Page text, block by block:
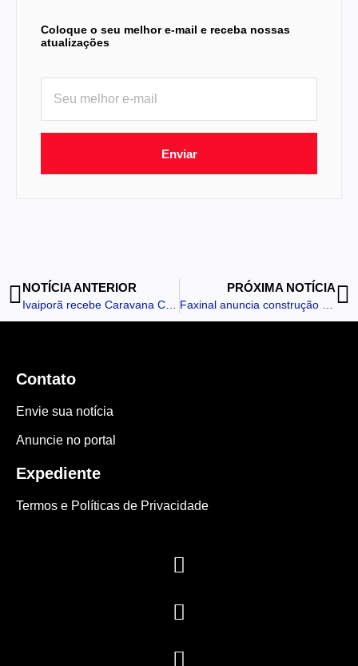
Coloque o seu melhor e-mail e receba nossas
atualizações
Enviar
NOTÍCIA ANTERIOR PRÓXIMA NOTÍCIA
Contato
Envie sua notícia
Anuncie no portal
Expediente
Termos e Políticas de Privacidade